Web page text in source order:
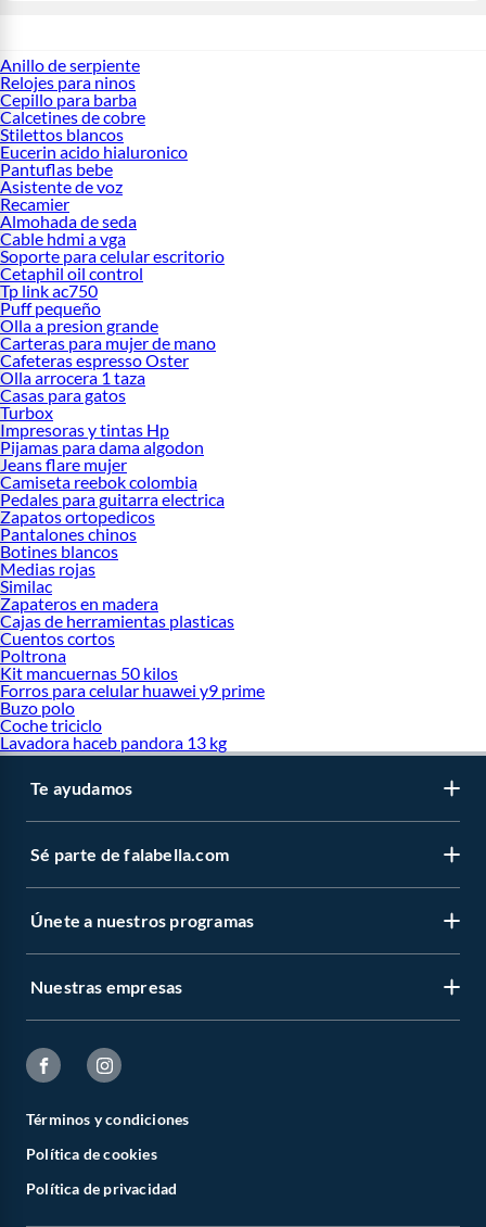
Anillo de serpiente
Relojes para ninos
Cepillo para barba
Calcetines de cobre
Stilettos blancos
Eucerin acido hialuronico
Pantuflas bebe
Asistente de voz
Recamier
Almohada de seda
Cable hdmi a vga
Soporte para celular escritorio
Cetaphil oil control
Tp link ac750
Puff pequeño
Olla a presion grande
Carteras para mujer de mano
Cafeteras espresso Oster
Olla arrocera 1 taza
Casas para gatos
Turbox
Impresoras y tintas Hp
Pijamas para dama algodon
Jeans flare mujer
Camiseta reebok colombia
Pedales para guitarra electrica
Zapatos ortopedicos
Pantalones chinos
Botines blancos
Medias rojas
Similac
Zapateros en madera
Cajas de herramientas plasticas
Cuentos cortos
Poltrona
Kit mancuernas 50 kilos
Forros para celular huawei y9 prime
Buzo polo
Coche triciclo
Lavadora haceb pandora 13 kg
Te ayudamos
Sé parte de falabella.com
Únete a nuestros programas
Nuestras empresas
Términos y condiciones
Política de cookies
Política de privacidad